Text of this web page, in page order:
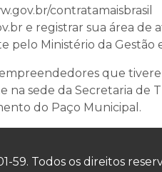
contratamaisbrasil
e registrar sua área de
pelo Ministério da Gestão
que
sede da Secretaria de
do Paço Municipal.
59. Todos os direitos